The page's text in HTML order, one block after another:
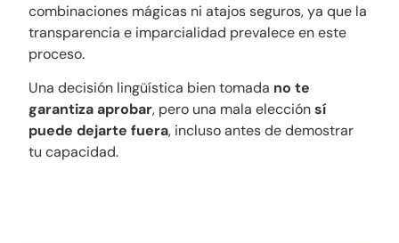
combinaciones mágicas ni atajos seguros, ya que la
transparencia e imparcialidad prevalece en este
proceso.
Una decisión lingüística bien tomada no te
garantiza aprobar, pero una mala elecciónsí
puede dejarte fuera, incluso antes de demostrar
tu capacidad.